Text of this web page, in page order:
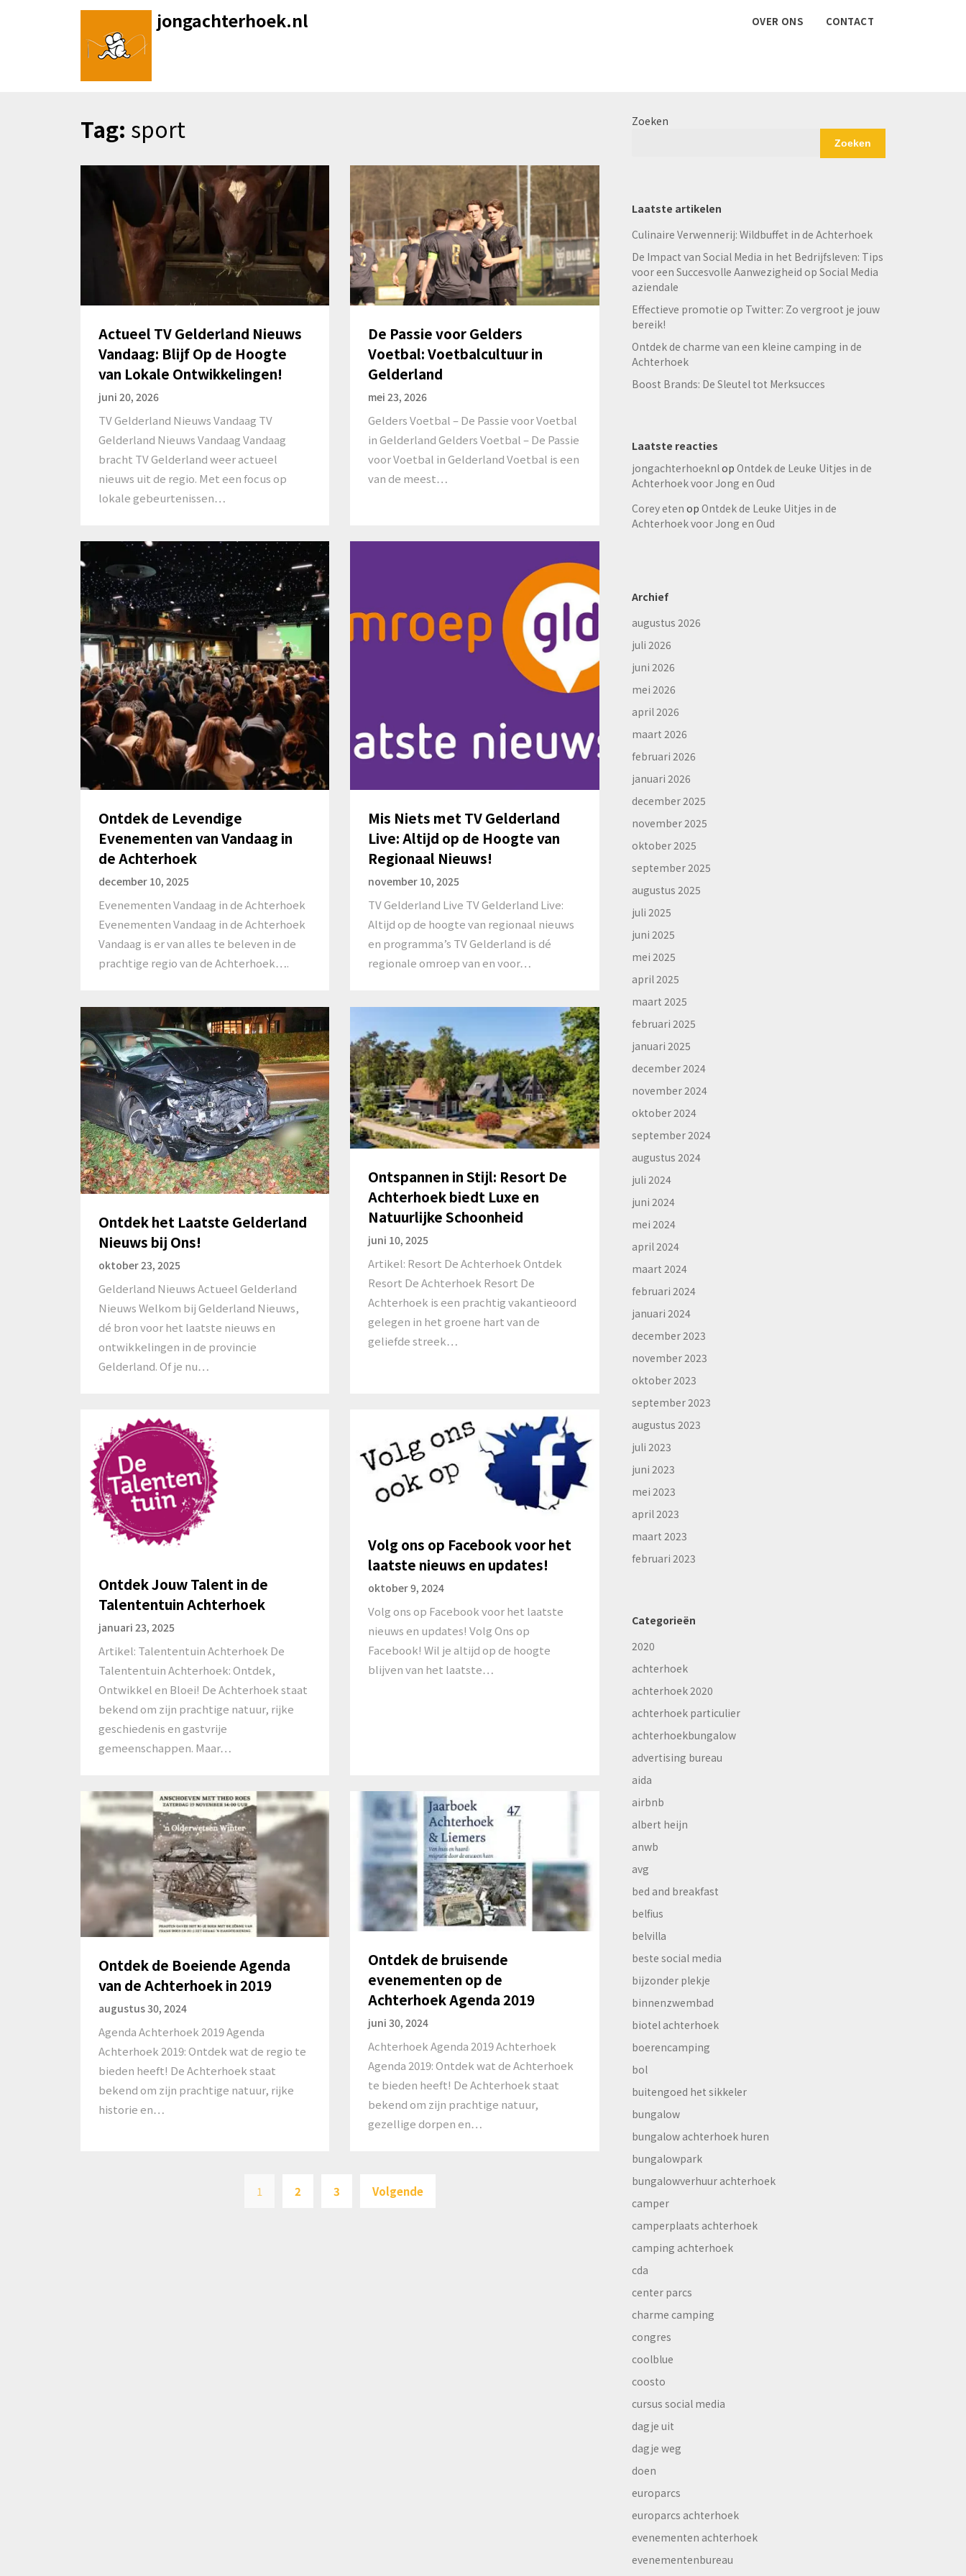
jongachterhoek.nl OVER ONS CONTACT
Tag: sport
Actueel TV Gelderland Nieuws
Vandaag: Blijf Op de Hoogte
van Lokale Ontwikkelingen!
juni 20, 2026
TV Gelderland Nieuws Vandaag TV
Gelderland Nieuws Vandaag Vandaag
bracht TV Gelderland weer actueel
nieuws uit de regio. Met een focus op
lokale gebeurtenissen…
De Passie voor Gelders
Voetbal: Voetbalcultuur in
Gelderland
mei 23, 2026
Gelders Voetbal – De Passie voor Voetbal
in Gelderland Gelders Voetbal – De Passie
voor Voetbal in Gelderland Voetbal is een
van de meest…
Ontdek de Levendige
Evenementen van Vandaag in
de Achterhoek
december 10, 2025
Evenementen Vandaag in de Achterhoek
Evenementen Vandaag in de Achterhoek
Vandaag is er van alles te beleven in de
prachtige regio van de Achterhoek….
Mis Niets met TV Gelderland
Live: Altijd op de Hoogte van
Regionaal Nieuws!
november 10, 2025
TV Gelderland Live TV Gelderland Live:
Altijd op de hoogte van regionaal nieuws
en programma’s TV Gelderland is dé
regionale omroep van en voor…
Ontdek het Laatste Gelderland
Nieuws bij Ons!
oktober 23, 2025
Gelderland Nieuws Actueel Gelderland
Nieuws Welkom bij Gelderland Nieuws,
dé bron voor het laatste nieuws en
ontwikkelingen in de provincie
Gelderland. Of je nu…
Ontspannen in Stijl: Resort De
Achterhoek biedt Luxe en
Natuurlijke Schoonheid
juni 10, 2025
Artikel: Resort De Achterhoek Ontdek
Resort De Achterhoek Resort De
Achterhoek is een prachtig vakantieoord
gelegen in het groene hart van de
geliefde streek…
Ontdek Jouw Talent in de
Talententuin Achterhoek
januari 23, 2025
Artikel: Talententuin Achterhoek De
Talententuin Achterhoek: Ontdek,
Ontwikkel en Bloei! De Achterhoek staat
bekend om zijn prachtige natuur, rijke
geschiedenis en gastvrije
gemeenschappen. Maar…
Volg ons op Facebook voor het
laatste nieuws en updates!
oktober 9, 2024
Volg ons op Facebook voor het laatste
nieuws en updates! Volg Ons op
Facebook! Wil je altijd op de hoogte
blijven van het laatste…
Ontdek de Boeiende Agenda
van de Achterhoek in 2019
augustus 30, 2024
Agenda Achterhoek 2019 Agenda
Achterhoek 2019: Ontdek wat de regio te
bieden heeft! De Achterhoek staat
bekend om zijn prachtige natuur, rijke
historie en…
Ontdek de bruisende
evenementen op de
Achterhoek Agenda 2019
juni 30, 2024
Achterhoek Agenda 2019 Achterhoek
Agenda 2019: Ontdek wat de Achterhoek
te bieden heeft! De Achterhoek staat
bekend om zijn prachtige natuur,
gezellige dorpen en…
paginering
1 2 3 Volgende
Zoeken
Zoeken
Laatste artikelen
Culinaire Verwennerij: Wildbuffet in de Achterhoek
De Impact van Social Media in het Bedrijfsleven: Tips
voor een Succesvolle Aanwezigheid op Social Media
aziendale
Effectieve promotie op Twitter: Zo vergroot je jouw
bereik!
Ontdek de charme van een kleine camping in de
Achterhoek
Boost Brands: De Sleutel tot Merksucces
Laatste reacties
jongachterhoeknlop Ontdek de Leuke Uitjes in de
Achterhoek voor Jong en Oud
Corey eten op Ontdek de Leuke Uitjes in de
Achterhoek voor Jong en Oud
Archief
augustus 2026
juli 2026
juni 2026
mei 2026
april 2026
maart 2026
februari 2026
januari 2026
december 2025
november 2025
oktober 2025
september 2025
augustus 2025
juli 2025
juni 2025
mei 2025
april 2025
maart 2025
februari 2025
januari 2025
december 2024
november 2024
oktober 2024
september 2024
augustus 2024
juli 2024
juni 2024
mei 2024
april 2024
maart 2024
februari 2024
januari 2024
december 2023
november 2023
oktober 2023
september 2023
augustus 2023
juli 2023
juni 2023
mei 2023
april 2023
maart 2023
februari 2023
Categorieën
2020
achterhoek
achterhoek 2020
achterhoek particulier
achterhoekbungalow
advertising bureau
aida
airbnb
albert heijn
anwb
avg
bed and breakfast
belfius
belvilla
beste social media
bijzonder plekje
binnenzwembad
biotel achterhoek
boerencamping
bol
buitengoed het sikkeler
bungalow
bungalow achterhoek huren
bungalowpark
bungalowverhuur achterhoek
camper
camperplaats achterhoek
camping achterhoek
cda
center parcs
charme camping
congres
coolblue
coosto
cursus social media
dagje uit
dagje weg
doen
europarcs
europarcs achterhoek
evenementen achterhoek
evenementenbureau